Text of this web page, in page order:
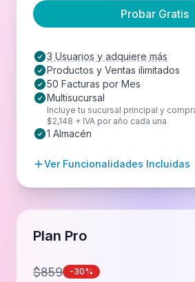
Probar Gratis
3 Usuarios y adquiere más
Productos y Ventas ilimitados
50 Facturas por Mes
Multisucursal
Incluye tu sucursal principal y
$2,148 + IVA por año cada una
1 Almacén
Ver Funcionalidades Incluidas
Plan Pro
$859 -30%